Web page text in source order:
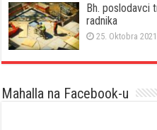
Bh. poslodavci
radnika
25. Oktobra 2021.
Mahalla na Facebook-u